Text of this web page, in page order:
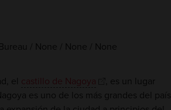
/ None / None / None
el castillo de Nagoya
, es un lugar
es uno de los más grandes del país